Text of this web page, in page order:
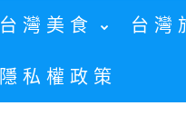
台灣美食 台灣
隱私權政策